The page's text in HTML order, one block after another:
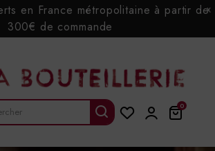
en France métropolitaine à partir de
300€ de commande
x
0